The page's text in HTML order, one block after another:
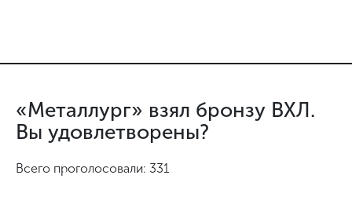
«Металлург» взял бронзу ВХЛ.
Вы удовлетворены?
Всего проголосовали: 331